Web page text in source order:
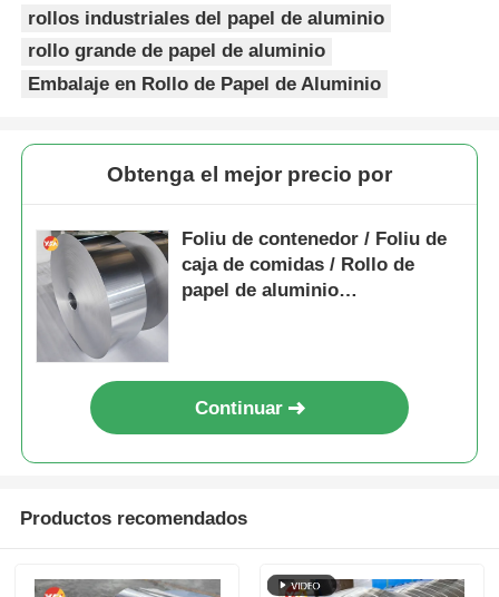
rollos industriales del papel de aluminio
rollo grande de papel de aluminio
Embalaje en Rollo de Papel de Aluminio
Obtenga el mejor precio por
Foliu de contenedor / Foliu de
caja de comidas / Rollo de
papel de aluminio
Continuar
Productos recomendados